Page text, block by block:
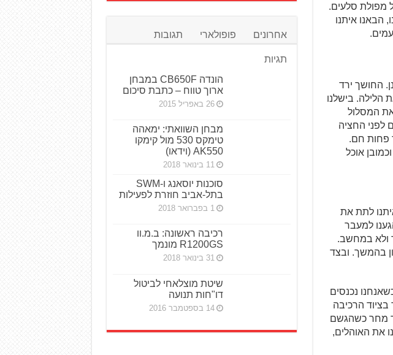
מפולת סלעים.
הבאנו איתנו
החושך ירד
הלילה. בישלנו
המסלול
לפני החציה
פחות חם.
אוכל
לתת את
למעבר
ולא במחשב.
בהמשך. ובצד
נכנסים
הרכיבה
מחר כשהגשם
את האוהלים,
אחרונים פופולארי תגובות
תגיות
חדש: חסימת הונאות
בהעברת בעלות על
האופנוע
פולריס חושפת את ה־RZR
PRO R BOOST טורבו
GT 400 בישראל
לפני 2 ימים
ביולי: 7 רוכבים נהרגו על
דו־גלגלי
לפני 4 ימים
האם רכיבה על אופנוע היא
גם אימון למוח ולגוף?
לפני 5 ימים